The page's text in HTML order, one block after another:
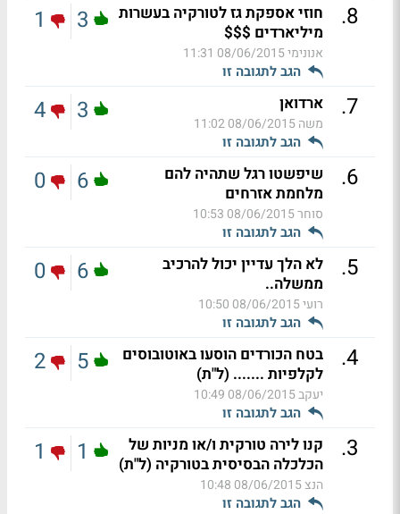
8
.
חוזי אספקת גז לטורקיה בעשרות
מיליארדים $$$
אנונימי08/06/2015 11:31
הגב לתגובה זו
3
1
7
. ארדואן
משה08/06/2015 11:02
הגב לתגובה זו
3
4
6
.
שיפשטו רגל שתהיה להם
מלחמת אזרחים
סוחר08/06/2015 10:53
הגב לתגובה זו
6
0
5
.
לא הלך עדיין יכול להרכיב
ממשלה..
רועי08/06/2015 10:50
הגב לתגובה זו
6
0
4
.
בטח הכורדים הוסעו באוטובוסים
לקלפיות ....... (ל"ת)
יעקב08/06/2015 10:49
הגב לתגובה זו
5
2
3
.
קנו לירה טורקית ו/או מניות של
הכלכלה הבסיסית בטורקיה (ל"ת)
הנצ08/06/2015 10:48
הגב לתגובה זו
1
1